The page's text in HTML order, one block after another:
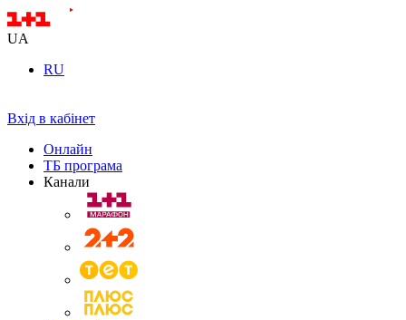
UA
RU
Вхід в кабінет
Онлайн
ТБ програма
Канали